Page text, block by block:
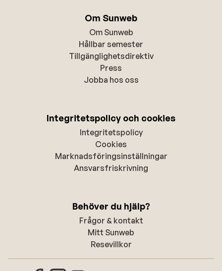
Om Sunweb
Om Sunweb
Hållbar semester
Tillgänglighetsdirektiv
Press
Jobba hos oss
Integritetspolicy och cookies
Integritetspolicy
Cookies
Marknadsföringsinställningar
Ansvarsfriskrivning
Behöver du hjälp?
Frågor & kontakt
Mitt Sunweb
Resevillkor